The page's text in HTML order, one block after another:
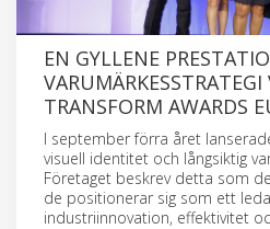
EN GYLLENE
TRANSFORM AWARDS
I september förra året
visuell identitet och långsiktig
Företaget beskrev detta som
de positionerar sig som ett
industriinnovation, effektivitet